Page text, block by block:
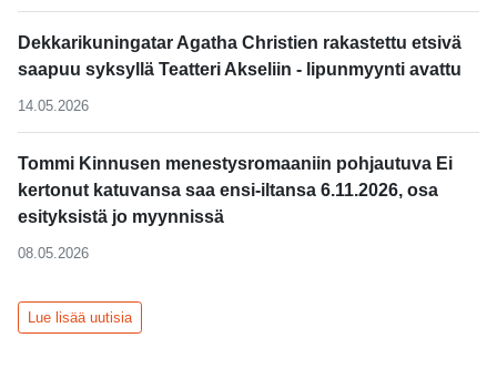
Dekkarikuningatar Agatha Christien rakastettu etsivä
saapuu syksyllä Teatteri Akseliin - lipunmyynti avattu
14.05.2026
Tommi Kinnusen menestysromaaniin pohjautuva Ei
kertonut katuvansa saa ensi-iltansa 6.11.2026, osa
esityksistä jo myynnissä
08.05.2026
Lue lisää uutisia